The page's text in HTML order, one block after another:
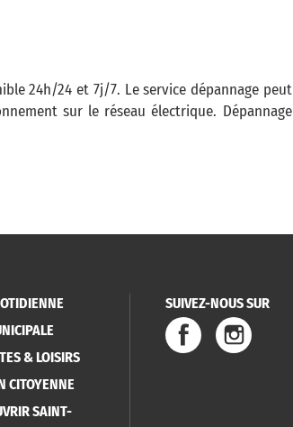
24h/24 et 7j/7. Le service dépannage peut
sur le réseau électrique. Dépannage
& LOISIRS
CITOYENNE
SAINT-
SUIVEZ-NOUS SUR